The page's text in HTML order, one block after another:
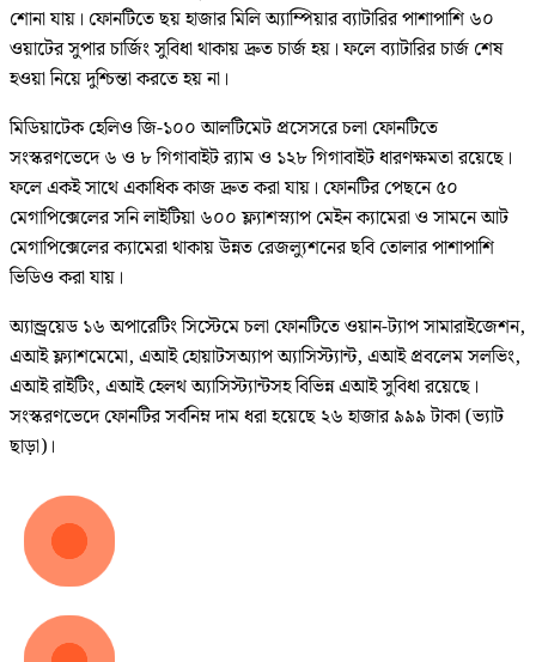
শোনা যায়। ফোনটিতে ছয় হাজার মিলি অ্যাম্পিয়ার ব্যাটারির পাশাপাশি ৬০
ওয়াটের সুপার চার্জিং সুবিধা থাকায় দ্রুত চার্জ হয়। ফলে ব্যাটারির চার্জ শেষ
হওয়া নিয়ে দুশ্চিন্তা করতে হয় না।
মিডিয়াটেক হেলিও জি-১০০ আলটিমেট প্রসেসরে চলা ফোনটিতে
সংস্করণভেদে ৬ ও ৮ গিগাবাইট র‌্যাম ও ১২৮ গিগাবাইট ধারণক্ষমতা রয়েছে।
ফলে একই সাথে একাধিক কাজ দ্রুত করা যায়। ফোনটির পেছনে ৫০
মেগাপিক্সেলের সনি লাইটিয়া ৬০০ ফ্ল্যাশস্ন্যাপ মেইন ক্যামেরা ও সামনে আট
মেগাপিক্সেলের ক্যামেরা থাকায় উন্নত রেজল্যুশনের ছবি তোলার পাশাপাশি
ভিডিও করা যায়।
অ্যান্ড্রয়েড ১৬ অপারেটিং সিস্টেমে চলা ফোনটিতে ওয়ান-ট্যাপ সামারাইজেশন,
এআই ফ্ল্যাশমেমো, এআই হোয়াটসঅ্যাপ অ্যাসিস্ট্যান্ট, এআই প্রবলেম সলভিং,
এআই রাইটিং, এআই হেলথ অ্যাসিস্ট্যান্টসহ বিভিন্ন এআই সুবিধা রয়েছে।
সংস্করণভেদে ফোনটির সর্বনিম্ন দাম ধরা হয়েছে ২৬ হাজার ৯৯৯ টাকা (ভ্যাট
ছাড়া)।